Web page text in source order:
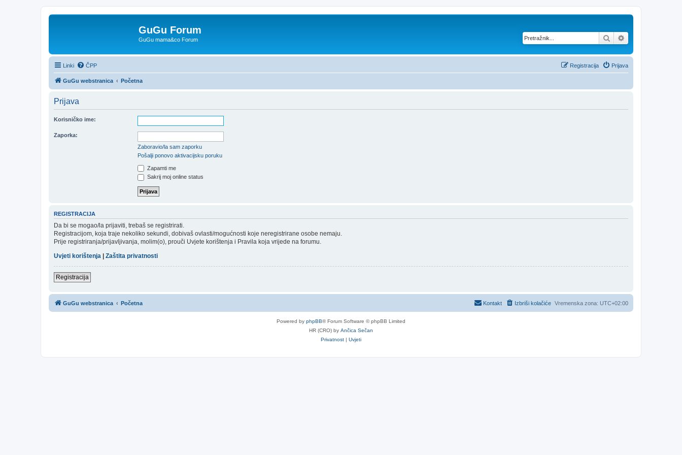
GuGu Forum
GuGu mama&co Forum Pretražnik
Linki ČPP Prijava
Registracija
GuGu webstranica Početna
Prijava
Korisničko ime:
Zaporka:
Zaboravio/la sam zaporku
Pošalji ponovo aktivacijsku poruku
Zapamti me
Sakrij moj online status
REGISTRACIJA
Da bi se mogao/la prijaviti, trebaš se registrirati.
Registracijom, koja traje nekoliko sekundi, dobivaš ovlasti/mogućnosti koje neregistrirane osobe nemaju.
Prije registriranja/prijavljivanja, molim(o), prouči Uvjete korištenja i Pravila koja vrijede na forumu.
Uvjeti korištenja
Zaštita privatnosti
Registracija
GuGu webstranica Početna Vremenska zona: UTC+02:00
Izbriši kolačiće
Kontakt
Powered by phpBB® Forum Software © phpBB Limited
HR (CRO) by Ančica Sečan
Privatnost | Uvjeti